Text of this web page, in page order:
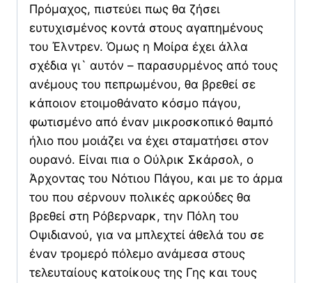
Πρόμαχος, πιστεύει πως θα ζήσει
ευτυχισμένος κοντά στους αγαπημένους
του Έλντρεν. Όμως η Μοίρα έχει άλλα
σχέδια γι` αυτόν – παρασυρμένος από τους
ανέμους του πεπρωμένου, θα βρεθεί σε
κάποιον ετοιμοθάνατο κόσμο πάγου,
φωτισμένο από έναν μικροσκοπικό θαμπό
ήλιο που μοιάζει να έχει σταματήσει στον
ουρανό. Είναι πια ο Ούλρικ Σκάρσολ, ο
Άρχοντας του Νότιου Πάγου, και με το άρμα
του που σέρνουν πολικές αρκούδες θα
βρεθεί στη Ρόβερναρκ, την Πόλη του
Οψιδιανού, για να μπλεχτεί άθελά του σε
έναν τρομερό πόλεμο ανάμεσα στους
τελευταίους κατοίκους της Γης και τους